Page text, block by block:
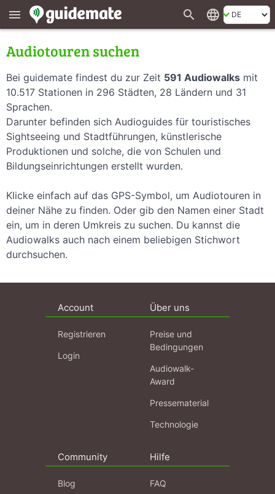
menu search language
Audiotouren suchen
Bei guidemate findest du zur Zeit 591 Audiowalks mit
10.517 Stationen in 296 Städten, 28 Ländern und 31
Sprachen.
Darunter befinden sich Audioguides für touristisches
Sightseeing und Stadtführungen, künstlerische
Produktionen und solche, die von Schulen und
Bildungseinrichtungen erstellt wurden.
Klicke einfach auf das GPS-Symbol, um Audiotouren in
deiner Nähe zu finden. Oder gib den Namen einer Stadt
ein, um in deren Umkreis zu suchen. Du kannst die
Audiowalks auch nach einem beliebigen Stichwort
durchsuchen.
Account
Registrieren
Login
Über uns
Preise und
Bedingungen
Audiowalk-
Award
Pressematerial
Technologie
Community
Blog
Hilfe
FAQ